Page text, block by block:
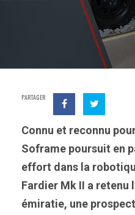
PARTAGER
Connu et reconnu
Soframe poursuit en
effort dans la
Fardier Mk II a retenu
émiratie, une